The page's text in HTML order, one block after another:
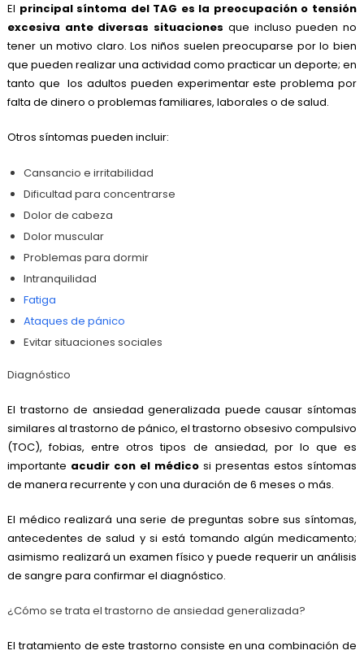
El principal síntoma del TAG es la preocupación o tensión
excesiva ante diversas situaciones que incluso pueden no
tener un motivo claro. Los niños suelen preocuparse por lo bien
que pueden realizar una actividad como practicar un deporte; en
tanto que los adultos pueden experimentar este problema por
falta de dinero o problemas familiares, laborales o de salud.
Otros síntomas pueden incluir:
Cansancio e irritabilidad
Dificultad para concentrarse
Dolor de cabeza
Dolor muscular
Problemas para dormir
Intranquilidad
Fatiga
Ataques de pánico
Evitar situaciones sociales
Diagnóstico
El trastorno de ansiedad generalizada puede causar síntomas
similares al trastorno de pánico, el trastorno obsesivo compulsivo
(TOC), fobias, entre otros tipos de ansiedad, por lo que es
importante acudir con el médico si presentas estos síntomas
de manera recurrente y con una duración de 6 meses o más.
El médico realizará una serie de preguntas sobre sus síntomas,
antecedentes de salud y si está tomando algún medicamento;
asimismo realizará un examen físico y puede requerir un análisis
de sangre para confirmar el diagnóstico.
¿Cómo se trata el trastorno de ansiedad generalizada?
El tratamiento de este trastorno consiste en una combinación de